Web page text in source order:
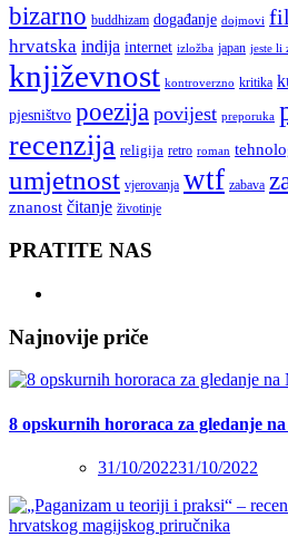
bizarno buddhizam događanje dojmovi
hrvatska indija internet izložba japan jeste li
književnost kontroverzno kritika
pjesništvo poezija povijest preporuka
recenzija religija retro roman
umjetnost vjerovanja wtf zabava
znanost čitanje životinje
PRATITE NAS
Najnovije priče
8 opskurnih hororaca za gledanje
31/10/202231/10/2022